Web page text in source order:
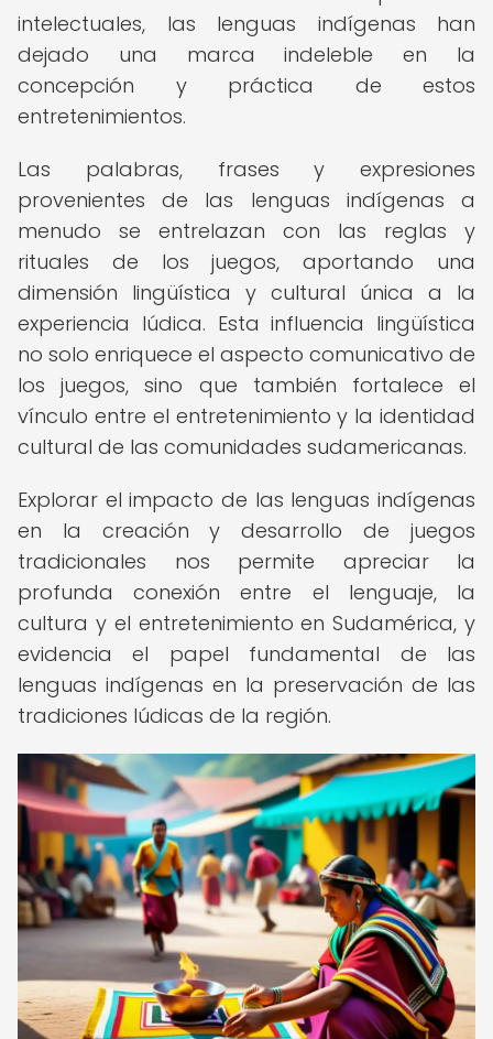
intelectuales, las lenguas indígenas han
dejado una marca indeleble en la
concepción y práctica de estos
entretenimientos.
Las palabras, frases y expresiones
provenientes de las lenguas indígenas a
menudo se entrelazan con las reglas y
rituales de los juegos, aportando una
dimensión lingüística y cultural única a la
experiencia lúdica. Esta influencia lingüística
no solo enriquece el aspecto comunicativo de
los juegos, sino que también fortalece el
vínculo entre el entretenimiento y la identidad
cultural de las comunidades sudamericanas.
Explorar el impacto de las lenguas indígenas
en la creación y desarrollo de juegos
tradicionales nos permite apreciar la
profunda conexión entre el lenguaje, la
cultura y el entretenimiento en Sudamérica, y
evidencia el papel fundamental de las
lenguas indígenas en la preservación de las
tradiciones lúdicas de la región.